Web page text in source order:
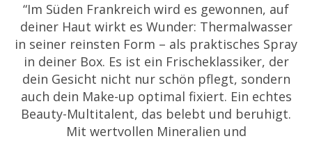
“Im Süden Frankreich wird es gewonnen, auf
deiner Haut wirkt es Wunder: Thermalwasser
in seiner reinsten Form – als praktisches Spray
in deiner Box. Es ist ein Frischeklassiker, der
dein Gesicht nicht nur schön pflegt, sondern
auch dein Make-up optimal fixiert. Ein echtes
Beauty-Multitalent, das belebt und beruhigt.
Mit wertvollen Mineralien und